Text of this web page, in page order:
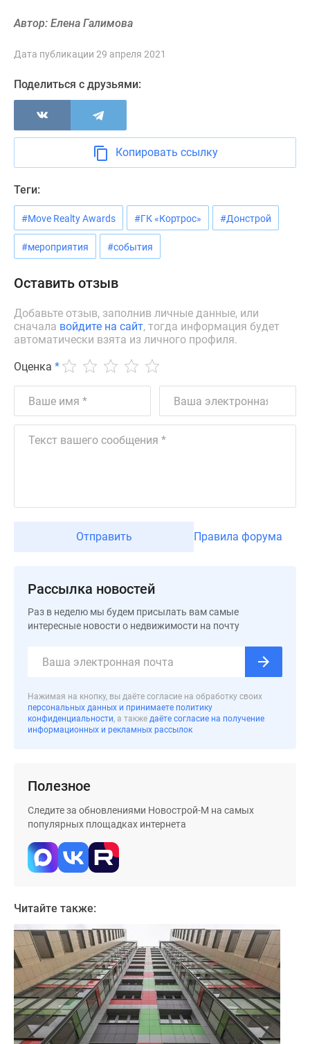
Военная
Банки
программы
Медиа
Новости
недвижимости
эксперта
Аналитика
рынка
Покупателю
Экспертиза
новостроек
проекте
Реклама
#траншевая
Квартиры
скидками
новостроек
Субсидированная
застройщиком
Москве
реновации
Новостройки
премиум-
класса
Новостройки
бизнес-
класса
Рассрочка
Траншевая
ипотека
Автор: Елена Галимова
Дата публикации 29 апреля 2021
Поделиться с друзьями:
Копировать ссылку
Теги:
#Move Realty Awards #ГК «Кортрос» #Донстрой
#мероприятия #события
Оставить отзыв
Добавьте отзыв, заполнив личные данные, или
сначала войдите на сайт, тогда информация будет
автоматически взята из личного профиля.
Оценка *
Отправить Правила форума
Рассылка новостей
Раз в неделю мы будем присылать вам самые
интересные новости о недвижимости на почту
Нажимая на кнопку, вы даёте согласие на обработку своих
персональных данных и принимаете политику
конфиденциальности, а также даёте согласие на получение
информационных и рекламных рассылок
Полезное
Следите за обновлениями Новострой-М на самых
популярных площадках интернета
Читайте также: